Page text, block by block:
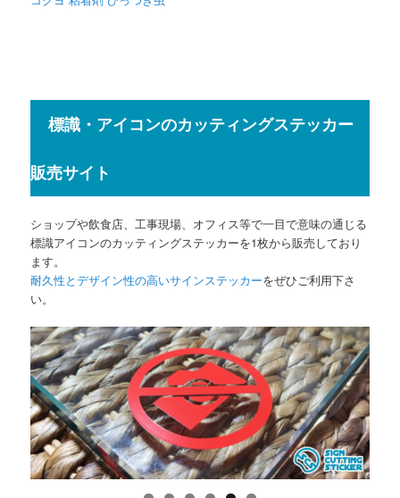
標識・アイコンのカッティングステッカー
販売サイト
ショップや飲食店、工事現場、オフィス等で一目で意味の通じる
標識アイコンのカッティングステッカーを1枚から販売しており
ます。
耐久性とデザイン性の高いサインステッカーをぜひご利用下さ
い。